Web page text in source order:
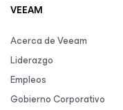
VEEAM
Acerca de Veeam
Liderazgo
Empleos
Gobierno Corporativo